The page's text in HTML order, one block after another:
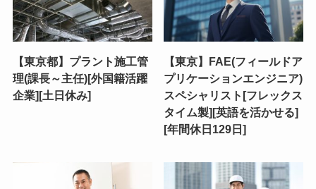
【東京都】プラント施工管
理(課長～主任)[外国籍活躍
企業][土日休み]
【東京】FAE(フィールドア
プリケーションエンジニア)
スペシャリスト[フレックス
タイム製][英語を活かせる]
[年間休日129日]